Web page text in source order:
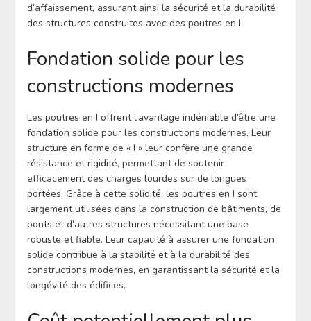
d’affaissement, assurant ainsi la sécurité et la durabilité
des structures construites avec des poutres en I.
Fondation solide pour les
constructions modernes
Les poutres en I offrent l’avantage indéniable d’être une
fondation solide pour les constructions modernes. Leur
structure en forme de « I » leur confère une grande
résistance et rigidité, permettant de soutenir
efficacement des charges lourdes sur de longues
portées. Grâce à cette solidité, les poutres en I sont
largement utilisées dans la construction de bâtiments, de
ponts et d’autres structures nécessitant une base
robuste et fiable. Leur capacité à assurer une fondation
solide contribue à la stabilité et à la durabilité des
constructions modernes, en garantissant la sécurité et la
longévité des édifices.